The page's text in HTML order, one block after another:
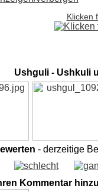
Klicken
Ushguli - Ushkuli
- derzeitige
Kommentar